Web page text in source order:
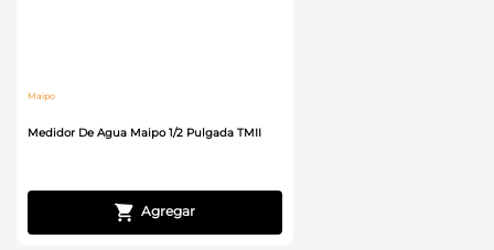
Maipo
Medidor De Agua Maipo 1/2 Pulgada TMII